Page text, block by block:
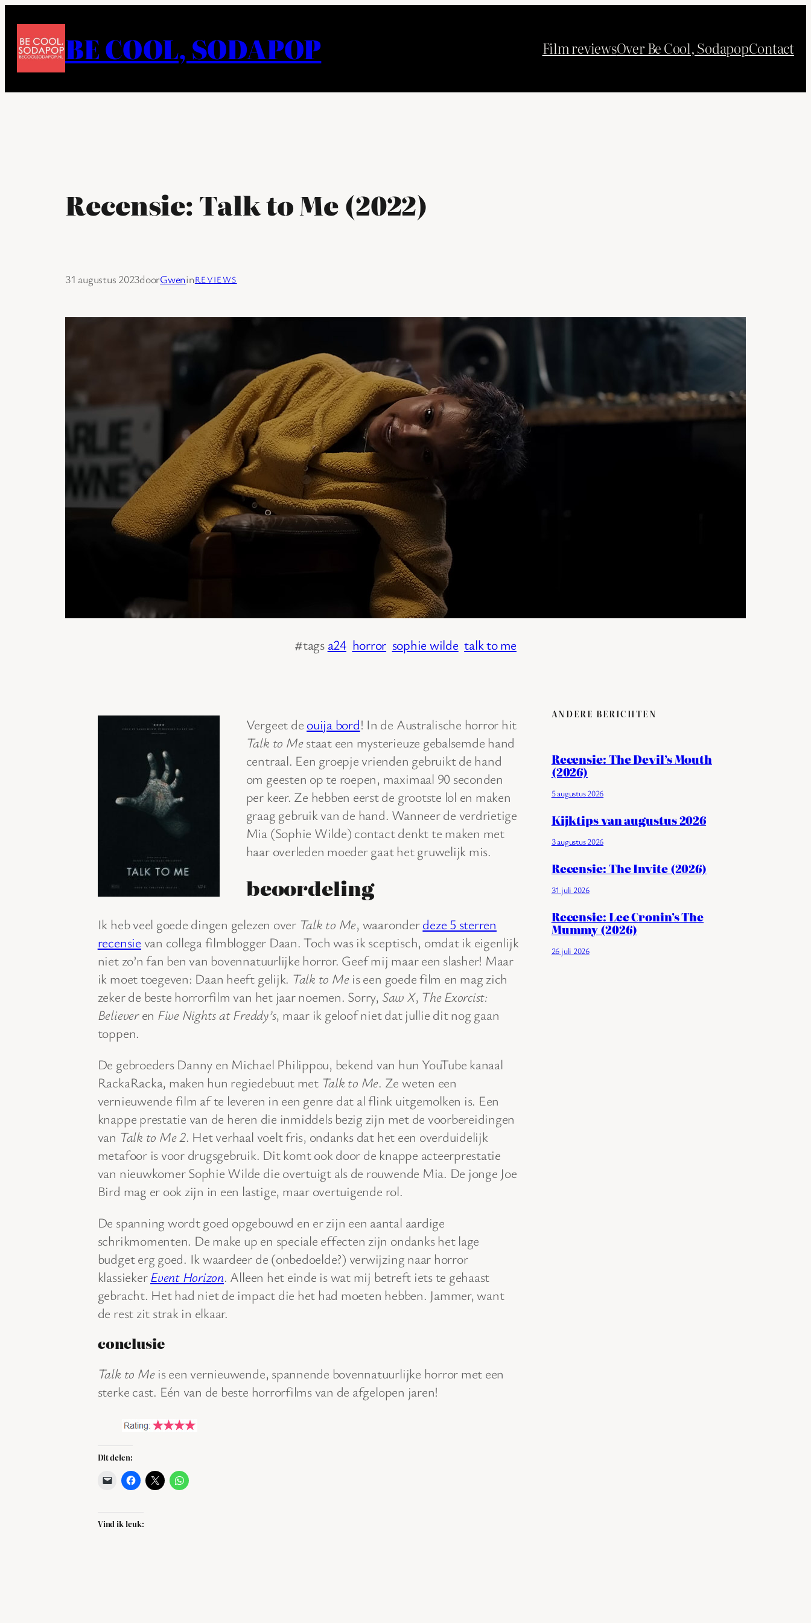
de
BE COOL, SODAPOP Film reviewsOver Be Cool, SodapopContact
Recensie: Talk to Me (2022)
31 augustus 2023doorGweninREVIEWS
#tags a24 horror sophie wilde talk to me
Vergeet de ouija bord! In de Australische horror hit
Talk to Mestaat een mysterieuze gebalsemde hand
centraal. Een groepje vrienden gebruikt de hand
om geesten op te roepen, maximaal 90 seconden
per keer. Ze hebben eerst de grootste lol en maken
graag gebruik van de hand. Wanneer de verdrietige
Mia (Sophie Wilde) contact denkt te maken met
haar overleden moeder gaat het gruwelijk mis.
beoordeling
Ik heb veel goede dingen gelezen over Talk to Me, waaronderdeze 5 sterren
recensie van collega filmblogger Daan. Toch was ik sceptisch, omdat ik eigenlijk
niet zo’n fan ben van bovennatuurlijke horror. Geef mij maar een slasher! Maar
ik moet toegeven: Daan heeft gelijk. Talk to Meis een goede film en mag zich
zeker de beste horrorfilm van het jaar noemen. Sorry, Saw X, The Exorcist:
Believeren Five Nights at Freddy’s, maar ik geloof niet dat jullie dit nog gaan
toppen.
De gebroeders Danny en Michael Philippou, bekend van hun YouTube kanaal
RackaRacka, maken hun regiedebuut met Talk to Me. Ze weten een
vernieuwende film af te leveren in een genre dat al flink uitgemolken is. Een
knappe prestatie van de heren die inmiddels bezig zijn met de voorbereidingen
van Talk to Me 2. Het verhaal voelt fris, ondanks dat het een overduidelijk
metafoor is voor drugsgebruik. Dit komt ook door de knappe acteerprestatie
van nieuwkomer Sophie Wilde die overtuigt als de rouwende Mia. De jonge Joe
Bird mag er ook zijn in een lastige, maar overtuigende rol.
De spanning wordt goed opgebouwd en er zijn een aantal aardige
schrikmomenten. De make up en speciale effecten zijn ondanks het lage
budget erg goed. Ik waardeer de (onbedoelde?) verwijzing naar horror
klassiekerEvent Horizon. Alleen het einde is wat mij betreft iets te gehaast
gebracht. Het had niet de impact die het had moeten hebben. Jammer, want
de rest zit strak in elkaar.
conclusie
Talk to Meis een vernieuwende, spannende bovennatuurlijke horror met een
sterke cast. Eén van de beste horrorfilms van de afgelopen jaren!
Dit delen:
Vind ik leuk:
ANDERE BERICHTEN
Recensie: The Devil’s Mouth
(2026)
5 augustus 2026
Kijktips van augustus 2026
3 augustus 2026
Recensie: The Invite (2026)
31 juli 2026
Recensie: Lee Cronin’s The
Mummy (2026)
26 juli 2026